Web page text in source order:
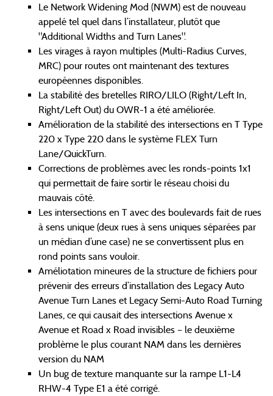
Le Network Widening Mod (NWM) est de nouveau
appelé tel quel dans l’installateur, plutôt que
"Additional Widths and Turn Lanes".
Les virages à rayon multiples (Multi-Radius Curves,
MRC) pour routes ont maintenant des textures
européennes disponibles.
La stabilité des bretelles RIRO/LILO (Right/Left In,
Right/Left Out) du OWR-1 a été améliorée.
Amélioration de la stabilité des intersections en T Type
220 x Type 220 dans le système FLEX Turn
Lane/QuickTurn.
Corrections de problèmes avec les ronds-points 1x1
qui permettait de faire sortir le réseau choisi du
mauvais côté.
Les intersections en T avec des boulevards fait de rues
à sens unique (deux rues à sens uniques séparées par
un médian d’une case) ne se convertissent plus en
rond points sans vouloir.
Améliotation mineures de la structure de fichiers pour
prévenir des erreurs d’installation des Legacy Auto
Avenue Turn Lanes et Legacy Semi-Auto Road Turning
Lanes, ce qui causait des intersections Avenue x
Avenue et Road x Road invisibles – le deuxième
problème le plus courant NAM dans les dernières
version du NAM
Un bug de texture manquante sur la rampe L1-L4
RHW-4 Type E1 a été corrigé.